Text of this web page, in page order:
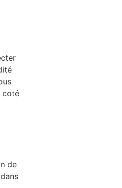
coté
de